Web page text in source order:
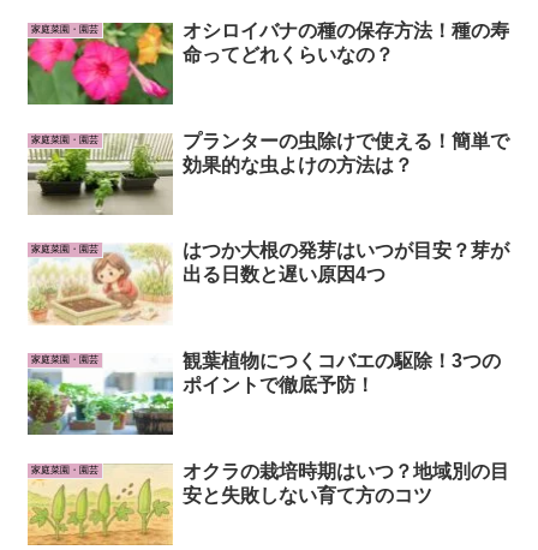
家庭菜園・園芸
オシロイバナの種の保存方法！種の寿
命ってどれくらいなの？
家庭菜園・園芸
プランターの虫除けで使える！簡単で
効果的な虫よけの方法は？
家庭菜園・園芸
はつか大根の発芽はいつが目安？芽が
出る日数と遅い原因4つ
家庭菜園・園芸
観葉植物につくコバエの駆除！3つの
ポイントで徹底予防！
家庭菜園・園芸
オクラの栽培時期はいつ？地域別の目
安と失敗しない育て方のコツ